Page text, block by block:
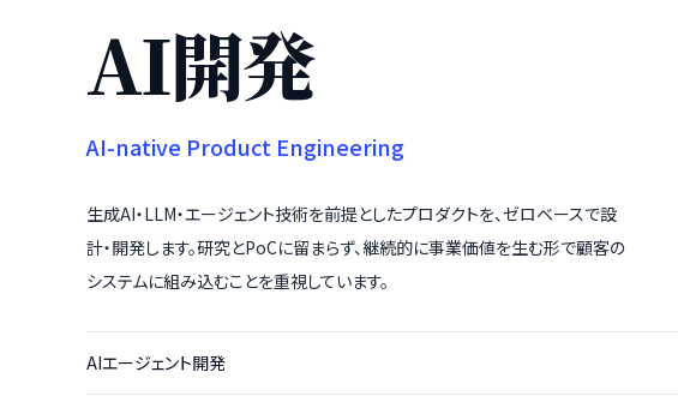
AI開発
AI-native Product Engineering
生成AI・LLM・エージェント技術を前提としたプロダクトを、ゼロベースで設
計・開発します。研究とPoCに留まらず、継続的に事業価値を生む形で顧客の
システムに組み込むことを重視しています。
AIエージェント開発